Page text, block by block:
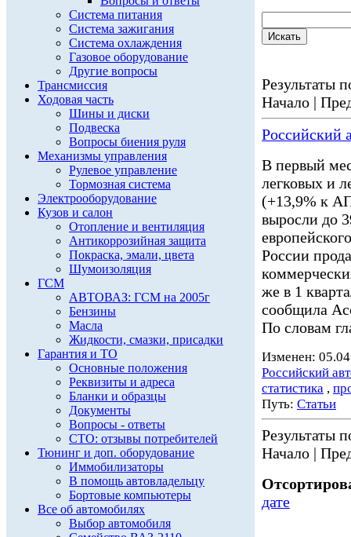
Система питания
Система зажигания
Система охлаждения
Газовое оборудование
Другие вопросы
Трансмиссия
Ходовая часть
Шины и диски
Подвеска
Вопросы биения руля
Механизмы управления
Рулевое управление
Тормозная система
Электрооборудование
Кузов и салон
Отопление и вентиляция
Антикоррозийная защита
Покраска, эмали, цвета
Шумоизоляция
ГСМ
АВТОВАЗ: ГСМ на 2005г
Бензины
Масла
Жидкости, смазки, присадки
Гарантия и ТО
Основные положения
Реквизиты и адреса
Бланки и образцы
Документы
Вопросы - ответы
СТО: отзывы потребителей
Тюнинг и доп. оборудование
Иммобилизаторы
В помощь автовладельцу
Бортовые компьютеры
Все об автомобилях
Выбор автомобиля
Результаты
Начало |
Российский
В первый
легковых и
(+13,9% к
выросли до
России
же в 1
сообщила
По словам
Изменен:
Российский
статистика ,
Путь: Статьи
Результаты
Начало |
дате